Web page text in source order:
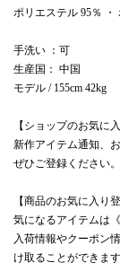
ポリエステル 95％ ・
手洗い ：可
生産国： 中国
モデル / 155cm 42kg
【ショップのお気に
新作アイテム通知、
ぜひご登録ください。
【商品のお気に入り登
気になるアイテムは
入荷情報やクーポン
け取ることができます